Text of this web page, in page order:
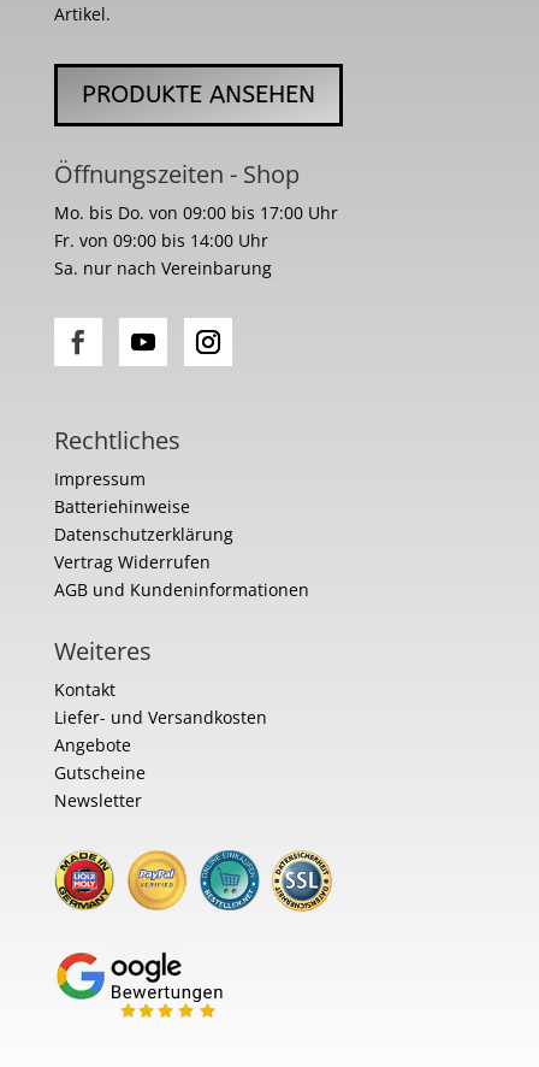
Artikel.
PRODUKTE ANSEHEN
Öffnungszeiten - Shop
Mo. bis Do. von 09:00 bis 17:00 Uhr
Fr. von 09:00 bis 14:00 Uhr
Sa. nur nach Vereinbarung
Rechtliches
Impressum
Batteriehinweise
Datenschutzerklärung
Vertrag Widerrufen
AGB und Kundeninformationen
Weiteres
Kontakt
Liefer- und Versandkosten
Angebote
Gutscheine
Newsletter